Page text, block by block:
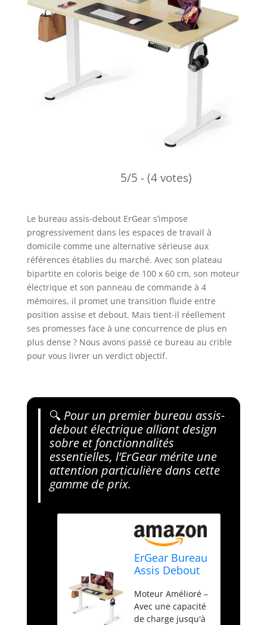
5/5 - (4 votes)
Le bureau assis-debout ErGear s’impose
progressivement dans les espaces de travail à
domicile comme une alternative sérieuse aux
références établies du marché. Avec son plateau
bipartite en coloris beige de 100 x 60 cm, son moteur
électrique et son panneau de commande à 4
mémoires, il promet une transition fluide entre
position assise et debout. Mais tient-il réellement
ses promesses face à une concurrence de plus en
plus dense ? Nous avons passé ce bureau au crible
pour vous livrer un verdict objectif.
🔍 Pour un premier bureau assis-
debout électrique alliant design
sobre et fonctionnalités
essentielles, l’ErGear mérite une
attention particulière dans cette
gamme de prix.
ErGear Bureau
Assis Debout
121x60cm,
Beige
Moteur Amélioré –
Avec une capacité
de charge jusqu'à